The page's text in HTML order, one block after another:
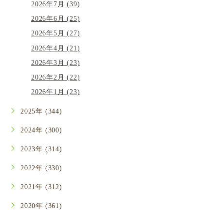
2026年7月 (39)
2026年6月 (25)
2026年5月 (27)
2026年4月 (21)
2026年3月 (23)
2026年2月 (22)
2026年1月 (23)
2025年 (344)
2024年 (300)
2023年 (314)
2022年 (330)
2021年 (312)
2020年 (361)